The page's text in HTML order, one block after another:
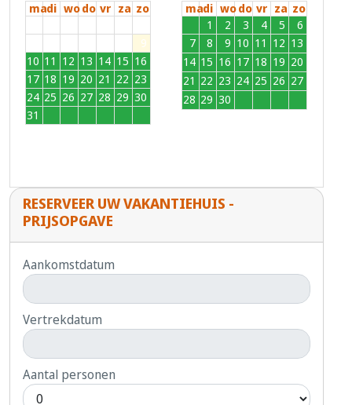
madi wodo vr za zo
9
10 11 12 13 14 15 16
17 18 19 20 21 22 23
24 25 26 27 28 29 30
31
madi wodo vr za zo
1 2 3 4 5
6
7
8 9 10 11 12 13
14 15 16 17 18 19 20
21 22 23 24 25 26 27
28 29 30
RESERVEER UW VAKANTIEHUIS -
PRIJSOPGAVE
Aankomstdatum
Vertrekdatum
Aantal personen